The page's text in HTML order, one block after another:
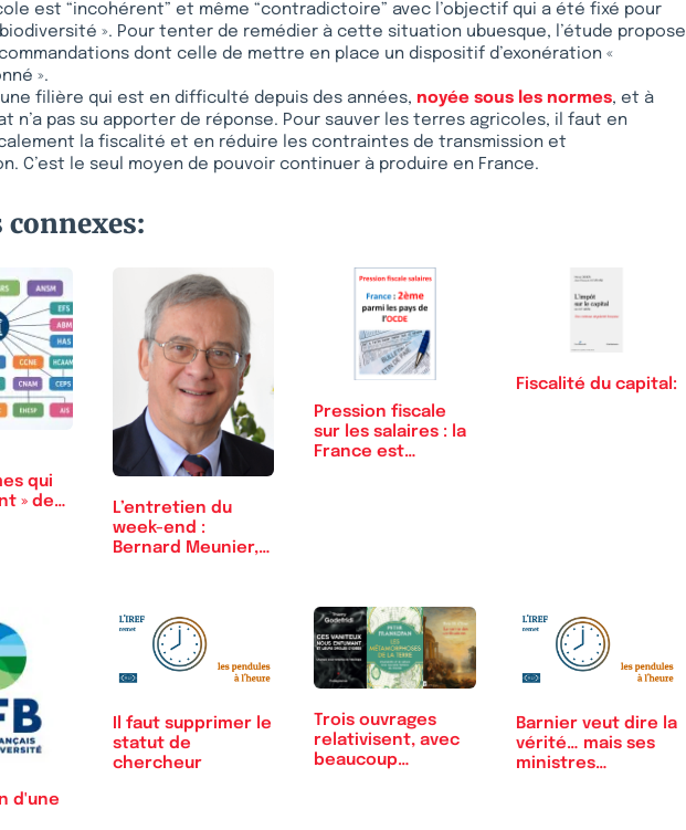
est “incohérent” et même “contradictoire” avec l’objectif qui a été fixé pour
». Pour tenter de remédier à cette situation ubuesque, l’étude propose
dont celle de mettre en place un dispositif d’exonération «
».
filière qui est en difficulté depuis des années, noyée sous les normes, et à
n’a pas su apporter de réponse. Pour sauver les terres agricoles, il faut en
la fiscalité et en réduire les contraintes de transmission et
C’est le seul moyen de pouvoir continuer à produire en France.
qui
» de
L’entretien du
week-end :
Bernard Meunier,
Pression fiscale
sur les salaires : la
France est…
Fiscalité du capital:
d'une
Il faut supprimer le
statut de
chercheur
Trois ouvrages
relativisent, avec
beaucoup…
Barnier veut dire la
vérité… mais ses
ministres…